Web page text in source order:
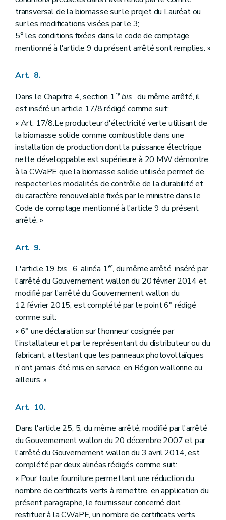
transversal de la biomasse sur le projet du Lauréat ou
sur les modifications visées par le 3;
5° les conditions fixées dans le code de comptage
mentionné à l'article 9 du présent arrêté sont remplies. »
Art. 8.
Dans le Chapitre 4, section 1re bis , du même arrêté, il
est inséré un article 17/8 rédigé comme suit:
« Art. 17/8.Le producteur d'électricité verte utilisant de
la biomasse solide comme combustible dans une
installation de production dont la puissance électrique
nette développable est supérieure à 20 MW démontre
à la CWaPE que la biomasse solide utilisée permet de
respecter les modalités de contrôle de la durabilité et
du caractère renouvelable fixés par le ministre dans le
Code de comptage mentionné à l'article 9 du présent
arrêté. »
Art. 9.
L'article 19 bis , 6, alinéa 1er, du même arrêté, inséré par
l'arrêté du Gouvernement wallon du 20 février 2014 et
modifié par l'arrêté du Gouvernement wallon du
12 février 2015, est complété par le point 6° rédigé
comme suit:
« 6° une déclaration sur l'honneur cosignée par
l'installateur et par le représentant du distributeur ou du
fabricant, attestant que les panneaux photovoltaïques
n'ont jamais été mis en service, en Région wallonne ou
ailleurs. »
Art. 10.
Dans l'article 25, 5, du même arrêté, modifié par l'arrêté
du Gouvernement wallon du 20 décembre 2007 et par
l'arrêté du Gouvernement wallon du 3 avril 2014, est
complété par deux alinéas rédigés comme suit:
« Pour toute fourniture permettant une réduction du
nombre de certificats verts à remettre, en application du
présent paragraphe, le fournisseur concerné doit
restituer à la CWaPE, un nombre de certificats verts